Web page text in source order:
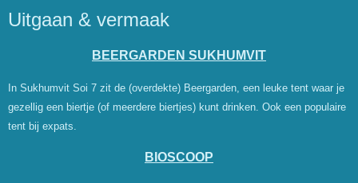
Uitgaan & vermaak
BEERGARDEN SUKHUMVIT
In Sukhumvit Soi 7 zit de (overdekte) Beergarden, een leuke tent waar je
gezellig een biertje (of meerdere biertjes) kunt drinken. Ook een populaire
tent bij expats.
BIOSCOOP